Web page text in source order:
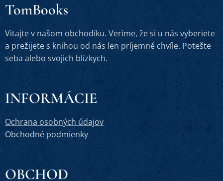
TomBooks
Vitajte v našom obchodíku. Veríme, že si u nás vyberiete
a prežijete s knihou od nás len príjemné chvíle. Potešte
seba alebo svojich blízkych.
INFORMÁCIE
Ochrana osobných údajov
Obchodné podmienky
OBCHOD